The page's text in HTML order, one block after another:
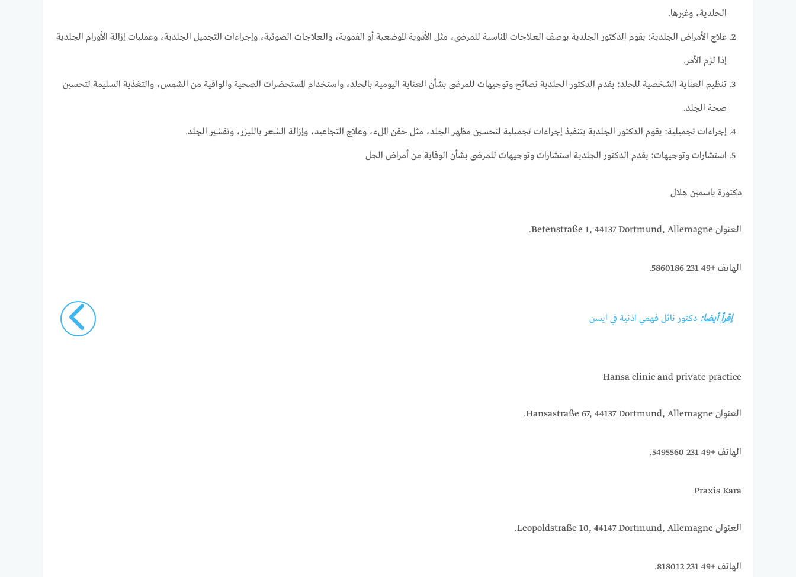
الجلدية، وغيرها.
علاج الأمراض الجلدية: يقوم الدكتور الجلدية بوصف العلاجات المناسبة للمرضى، مثل الأدوية الموضعية أو الفموية، والعلاجات الضوئية، وإجراءات التجميل الجلدية، وعمليات إزالة الأورام الجلدية
إذا لزم الأمر.
تنظيم العناية الشخصية للجلد: يقدم الدكتور الجلدية نصائح وتوجيهات للمرضى بشأن العناية اليومية بالجلد، واستخدام المستحضرات الصحية والواقية من الشمس، والتغذية السليمة لتحسين
صحة الجلد.
إجراءات تجميلية: يقوم الدكتور الجلدية بتنفيذ إجراءات تجميلية لتحسين مظهر الجلد، مثل حقن الملء، وعلاج التجاعيد، وإزالة الشعر بالليزر، وتقشير الجلد.
استشارات وتوجيهات: يقدم الدكتور الجلدية استشارات وتوجيهات للمرضى بشأن الوقاية من أمراض الجل
دكتورة ياسمين هلال
العنوان Betenstraße 1, 44137 Dortmund, Allemagne.
الهاتف +49 231 5860186.
إقرأ أيضا: دكتور نائل فهمي اذنية في ايسن
Hansa clinic and private practice
العنوان Hansastraße 67, 44137 Dortmund, Allemagne.
الهاتف +49 231 5495560.
Praxis Kara
العنوان Leopoldstraße 10, 44147 Dortmund, Allemagne.
الهاتف +49 231 818012.